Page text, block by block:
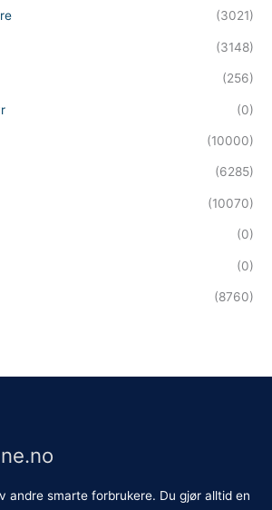
(3021)
(3148)
(256)
(0)
(10000)
(6285)
(10070)
(0)
(0)
(8760)
andre smarte forbrukere. Du gjør alltid en